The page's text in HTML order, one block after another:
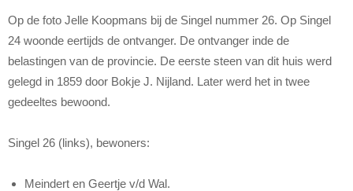
Op de foto Jelle Koopmans bij de Singel nummer 26. Op Singel
24 woonde eertijds de ontvanger. De ontvanger inde de
belastingen van de provincie. De eerste steen van dit huis werd
gelegd in 1859 door Bokje J. Nijland. Later werd het in twee
gedeeltes bewoond.
Singel 26 (links), bewoners:
Meindert en Geertje v/d Wal.